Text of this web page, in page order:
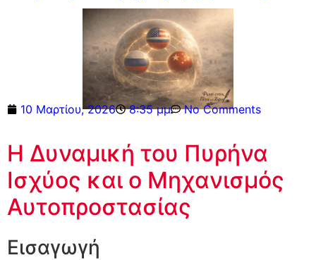
10 Μαρτίου, 2026 8:35 μμ No Comments
Η Δυναμική του Πυρήνα
Ισχύος και ο Μηχανισμός
Αυτοπροστασίας
Εισαγωγή